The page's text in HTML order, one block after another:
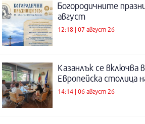
Богородичните
август
12:18 | 07 август 26
Казанлък се включва
Европейска столица
14:14 | 06 август 26